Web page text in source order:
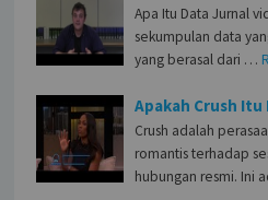
Apa Itu Data Jurnal
sekumpulan data
yang berasal dari …
Apakah Crush Itu
Crush adalah
romantis terhadap
hubungan resmi. Ini